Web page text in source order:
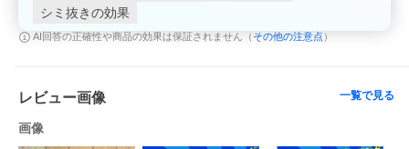
シミ抜きの効果
AI回答の正確性や商品の効果は保証されません（ その他の注意点 ）
レビュー画像 一覧で見る
画像